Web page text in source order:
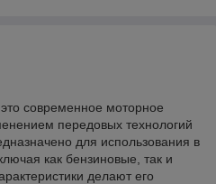
современное моторное
передовых технологий
для использования в
как бензиновые, так и
делают его